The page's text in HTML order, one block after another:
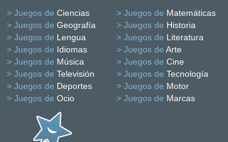
> Juegos de Ciencias > Juegos de Matemáticas
> Juegos de Geografía > Juegos de Historia
> Juegos de Lengua > Juegos de Literatura
> Juegos de Idiomas > Juegos de Arte
> Juegos de Música > Juegos de Cine
> Juegos de Televisión > Juegos de Tecnología
> Juegos de Deportes > Juegos de Motor
> Juegos de Ocio > Juegos de Marcas